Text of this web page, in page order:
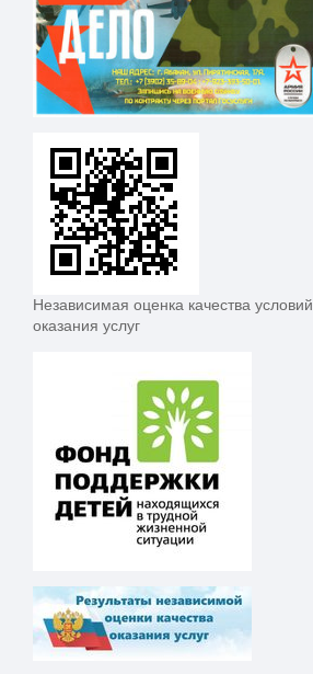
Независимая оценка качества условий
оказания услуг